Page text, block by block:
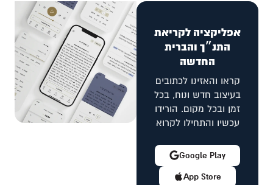
אפליקציה לקריאת
התנ״ך והברית
החדשה
קראו והאזינו לכתובים
בעיצוב חדש ונוח, בכל
זמן ובכל מקום. הורידו
עכשיו והתחילו לקרוא
App Store
Google Play